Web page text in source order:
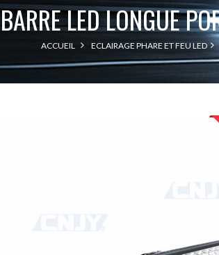
BARRE LED LONGUE
ACCUEIL ECLAIRAGE PHARE ET FEU LED